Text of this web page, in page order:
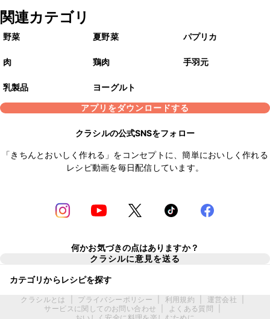
関連カテゴリ
野菜 夏野菜 パプリカ
肉 鶏肉 手羽元
乳製品
ヨーグルト
アプリをダウンロードする
クラシルの公式SNSをフォロー
「きちんとおいしく作れる」をコンセプトに、簡単においしく作れる
レシピ動画を毎日配信しています。
何かお気づきの点はありますか？
クラシルに意見を送る
カテゴリからレシピを探す
クラシルとは プライバシーポリシー 利用規約 運営会社
サービスに関してのお問い合わせ
よくある質問